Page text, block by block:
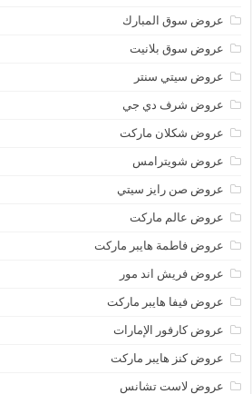
عروض سوق المبارك
عروض سوق بلانيت
عروض سيتي سنتر
عروض شرف دي جي
عروض شكلان ماركت
عروض شويترامس
عروض صن رايز سيتي
عروض عالم ماركت
عروض فاطمة هايبر ماركت
عروض فريش اند مور
عروض فيفا هايبر ماركت
عروض كارفور الإمارات
عروض كنز هايبر ماركت
عروض لاست تشانس